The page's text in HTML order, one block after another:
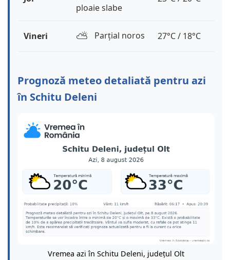
ploaie slabe
Vineri ⛅️ Parțial noros 27°C / 18°C
Prognoză meteo detaliată pentru azi
în Schitu Deleni
Vremea azi în Schitu Deleni, județul Olt